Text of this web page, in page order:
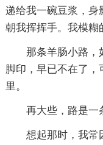
递给我一碗豆浆，身
朝我挥挥手。我模糊
那条羊肠小路，
脚印，早已不在了
里。
再大些，路是一
想起那时，我常